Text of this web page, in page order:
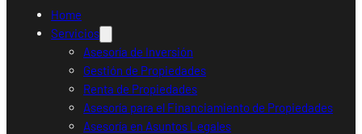
Home
Servicios
Asesoría de Inversión
Gestión de Propiedades
Renta de Propiedades
Asesoría para el Financiamiento de Propiedades
Asesoría en Asuntos Legales